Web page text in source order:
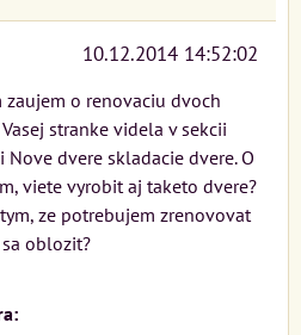
10.12.2014 14:52:02
zaujem o renovaciu dvoch
stranke videla v sekcii
Nove dvere skladacie dvere. O
viete vyrobit aj taketo dvere?
ze potrebujem zrenovovat
oblozit?